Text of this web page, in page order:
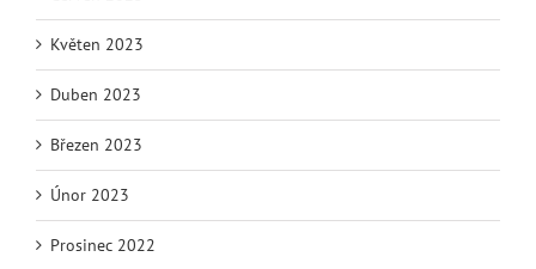
Květen 2023
Duben 2023
Březen 2023
Únor 2023
Prosinec 2022